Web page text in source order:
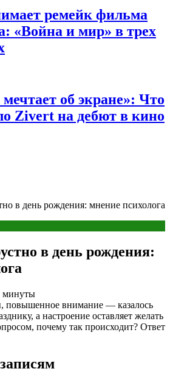
ремейк фильма
«Война и мир» в трех
об экране»: Что
Zivert на дебют в кино
в день рождения: мнение психолога
в день рождения:
минуты
повышенное внимание — казалось
а настроение оставляет желать
почему так происходит? Ответ